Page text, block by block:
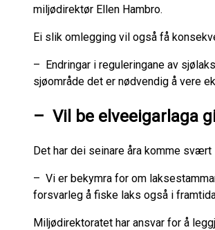
miljødirektør Ellen Hambro.
Ei slik omlegging vil også få
– Endringar i reguleringane av
sjøområde det er nødvendig å vere
– Vil be elveeigarlaga
Det har dei seinare åra komme
– Vi er bekymra for om
forsvarleg å fiske laks også i
Miljødirektoratet har ansvar for å